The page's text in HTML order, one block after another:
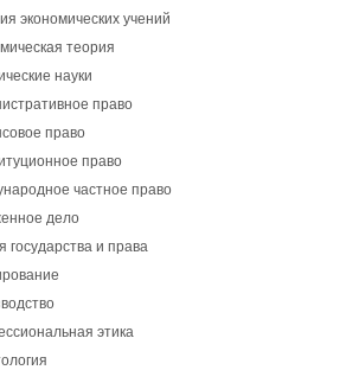
экономических учений
теория
науки
право
право
право
частное право
дело
государства и права
этика